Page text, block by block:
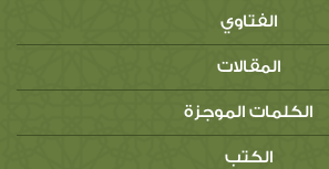
الفتاوي
المقالات
الكلمات الموجزة
الكتب